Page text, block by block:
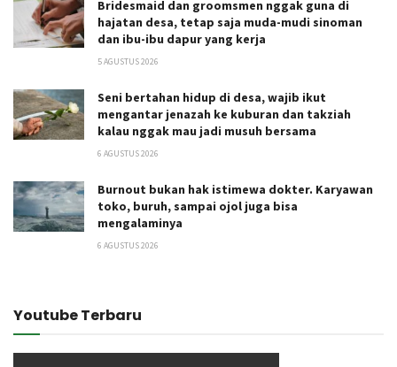
Bridesmaid dan groomsmen nggak guna di
hajatan desa, tetap saja muda-mudi sinoman
dan ibu-ibu dapur yang kerja
5 AGUSTUS 2026
Seni bertahan hidup di desa, wajib ikut
mengantar jenazah ke kuburan dan takziah
kalau nggak mau jadi musuh bersama
6 AGUSTUS 2026
Burnout bukan hak istimewa dokter. Karyawan
toko, buruh, sampai ojol juga bisa
mengalaminya
6 AGUSTUS 2026
Youtube Terbaru